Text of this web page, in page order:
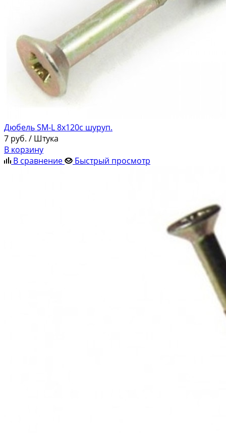
Дюбель SM-L 8х120c шуруп.
7 руб. / Штука
В корзину
В сравнение
Быстрый просмотр